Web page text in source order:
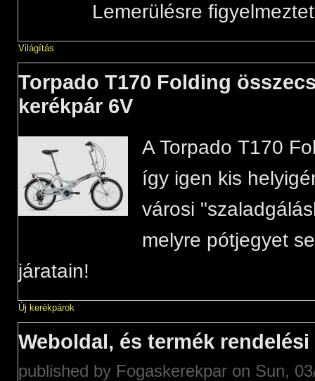
Lemerülésre
Világítás
Torpado T170 Folding
kerékpár 6V
A Torpado T170
így igen kis
városi
melyre pótjegyet
járatain!
Új kerékpárok
Weboldal, és termék
published by Fogaskerekpar on Sun,